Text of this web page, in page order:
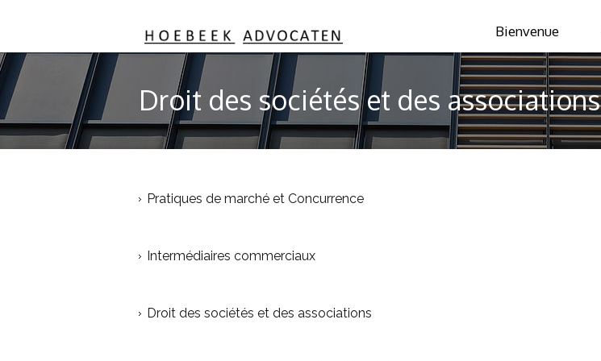
Bienvenue
Droit des sociétés et des associations
Pratiques de marché et Concurrence
Intermédiaires commerciaux
Droit des sociétés et des associations